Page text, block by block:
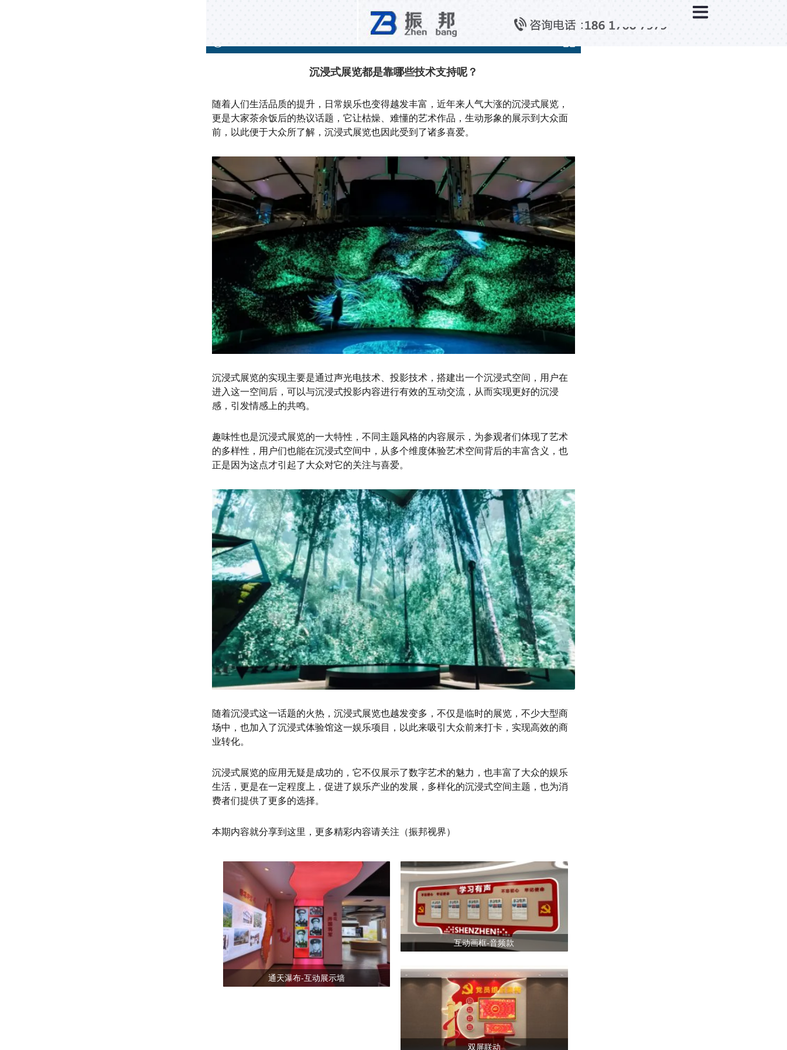
沉浸式展览都是靠哪些技术支持呢？
随着人们生活品质的提升，日常娱乐也变得越发丰富，近年来人气大涨的沉浸式展览，
更是大家茶余饭后的热议话题，它让枯燥、难懂的艺术作品，生动形象的展示到大众面
前，以此便于大众所了解，沉浸式展览也因此受到了诸多喜爱。
沉浸式展览的实现主要是通过声光电技术、投影技术，搭建出一个沉浸式空间，用户在
进入这一空间后，可以与沉浸式投影内容进行有效的互动交流，从而实现更好的沉浸
感，引发情感上的共鸣。
趣味性也是沉浸式展览的一大特性，不同主题风格的内容展示，为参观者们体现了艺术
的多样性，用户们也能在沉浸式空间中，从多个维度体验艺术空间背后的丰富含义，也
正是因为这点才引起了大众对它的关注与喜爱。
随着沉浸式这一话题的火热，沉浸式展览也越发变多，不仅是临时的展览，不少大型商
场中，也加入了沉浸式体验馆这一娱乐项目，以此来吸引大众前来打卡，实现高效的商
业转化。
沉浸式展览的应用无疑是成功的，它不仅展示了数字艺术的魅力，也丰富了大众的娱乐
生活，更是在一定程度上，促进了娱乐产业的发展，多样化的沉浸式空间主题，也为消
费者们提供了更多的选择。
本期内容就分享到这里，更多精彩内容请关注（振邦视界）
通天瀑布-互动展示墙
互动画框-音频款
双屏联动